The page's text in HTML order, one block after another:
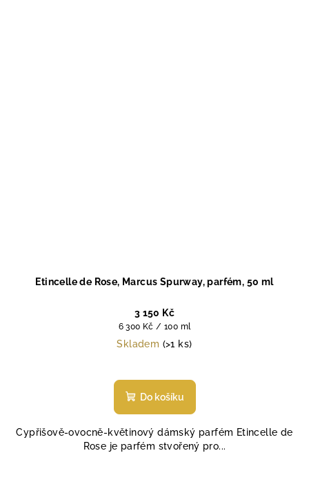
Etincelle de Rose, Marcus Spurway, parfém, 50 ml
3 150 Kč
Měrná
cena:
6 300 Kč / 100 ml
Skladem (>1 ks)
Do košíku
Cypřišově-ovocně-květinový dámský parfém Etincelle de
Rose je parfém stvořený pro...